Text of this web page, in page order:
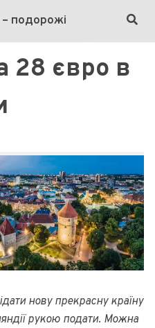
– подорожі
28 євро в
нову прекрасну країну
рукою подати. Можна